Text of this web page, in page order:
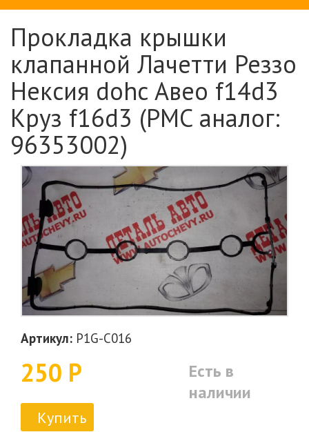
Прокладка крышки
клапанной Лачетти Реззо
Нексия dohc Авео f14d3
Круз f16d3 (PMC аналог:
96353002)
Артикул: P1G-C016
250 Р
Есть в
наличии
Купить